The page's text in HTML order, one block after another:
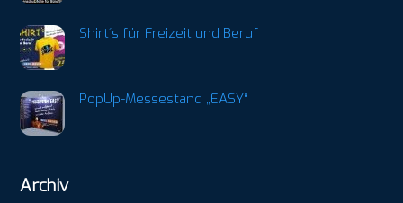
Shirt´s für Freizeit und Beruf
PopUp-Messestand „EASY“
Archiv